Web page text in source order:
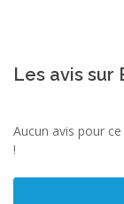
Les avis sur
Aucun avis pour
!